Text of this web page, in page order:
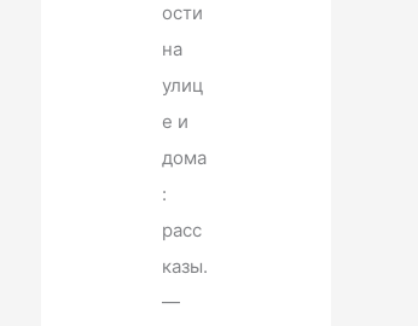
ости
на
улиц
е и
дома
:
расс
казы.
—